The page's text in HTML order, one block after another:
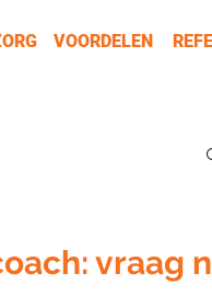
VOORDELEN
vraag